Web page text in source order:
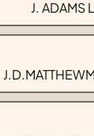
J. ADAMS